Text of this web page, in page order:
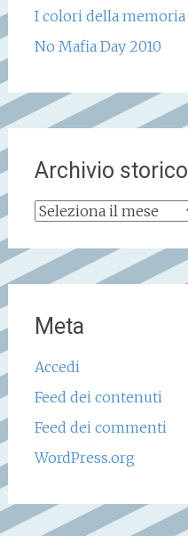
I colori della memoria
No Mafia Day 2010
Archivio storico
Archivio
Meta
Accedi
Feed dei contenuti
Feed dei commenti
WordPress.org